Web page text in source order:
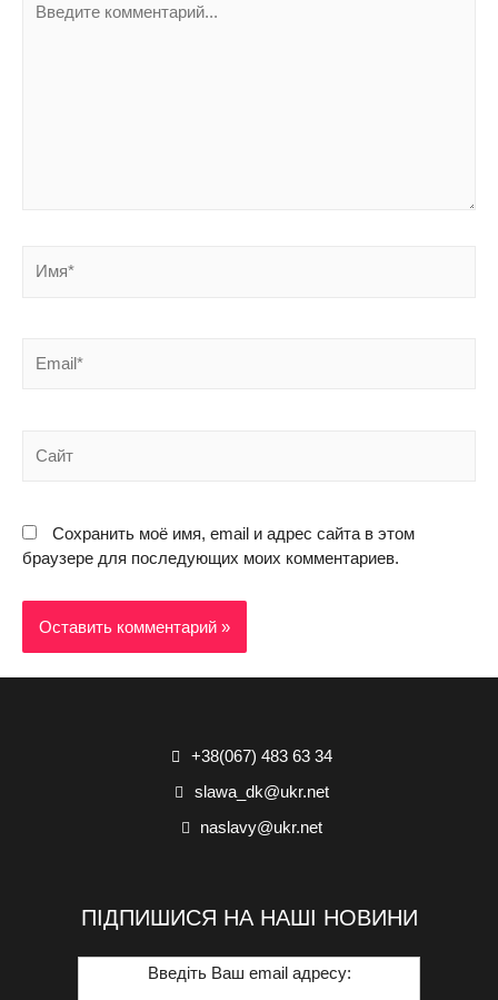
Сохранить моё имя, email и адрес сайта в этом
браузере для последующих моих комментариев.
+38(067) 483 63 34
slawa_dk@ukr.net
naslavy@ukr.net
ПІДПИШИСЯ НА НАШІ НОВИНИ
Введіть Ваш email адресу: